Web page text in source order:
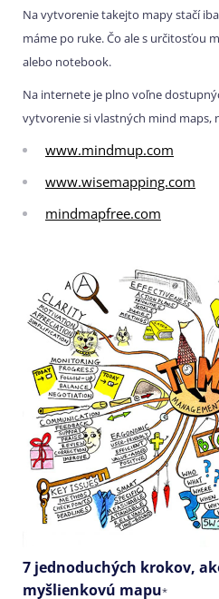
Na vytvorenie takejto mapy stačí
máme po ruke. Čo ale s určitosťou
alebo notebook.
Na internete je plno voľne
vytvorenie si vlastných mind maps,
www.mindmup.com
www.wisemapping.com
mindmapfree.com
7 jednoduchých krokov,
myšlienkovú mapu*